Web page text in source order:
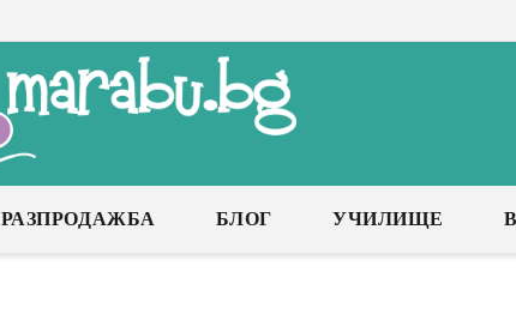
РАЗПРОДАЖБА БЛОГ УЧИЛИЩЕ